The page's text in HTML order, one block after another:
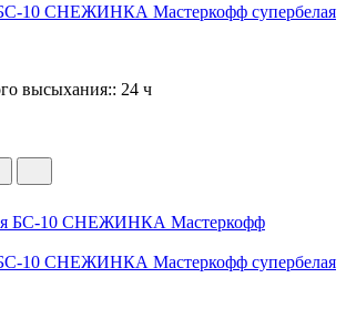
БС-10 СНЕЖИНКА Мастеркофф супербелая
высыхания:: 24 ч
БС-10 СНЕЖИНКА Мастеркофф супербелая